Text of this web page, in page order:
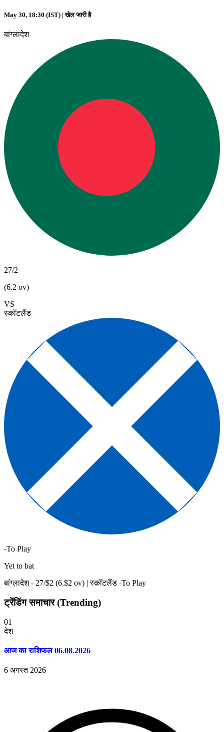
May 30, 18:30 (IST) |खेल जारी है
बांग्लादेश
27/2
(6.2 ov)
VS
स्कॉटलैंड
-To Play
Yet to bat
बांग्लादेश - 27/$2 (6.$2 ov) | स्कॉटलैंड -To Play
ट्रेंडिंग समाचार (Trending)
01
देश
आज का राशिफल 06.08.2026
6 अगस्त 2026